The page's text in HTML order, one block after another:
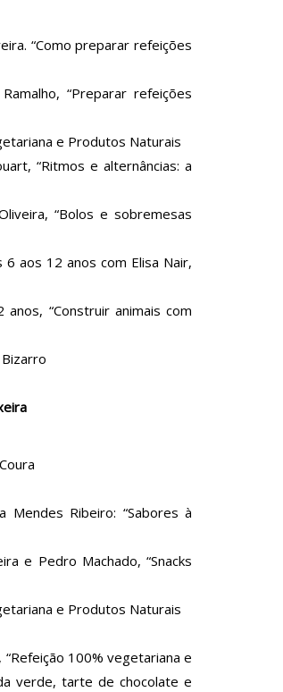
“Como preparar refeições
“Preparar refeições
e Produtos Naturais
“Ritmos e alternâncias: a
“Bolos e sobremesas
6 aos 12 anos com Elisa Nair,
“Construir animais com
Mendes Ribeiro: “Sabores à
e Pedro Machado, “Snacks
e Produtos Naturais
100% vegetariana e
verde, tarte de chocolate e